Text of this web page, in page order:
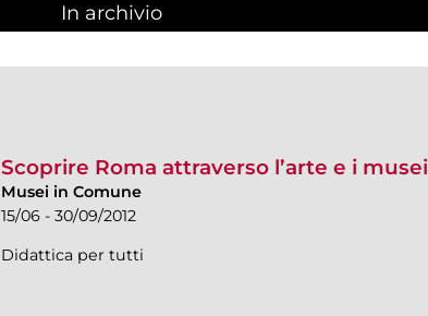
In archivio
Scoprire Roma attraverso l’arte e i musei
Musei in Comune
15/06 - 30/09/2012
Didattica per tutti